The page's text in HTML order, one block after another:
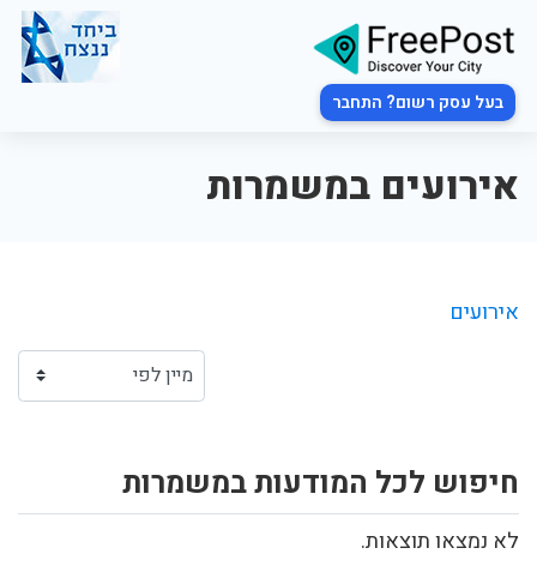
בעל עסק רשום? התחבר
אירועים במשמרות
אירועים
חיפוש לכל המודעות במשמרות
לא נמצאו תוצאות.